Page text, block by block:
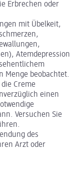
Erbrechen oder
mit Übelkeit,
Atemdepression
Menge beobachtet.
Creme
einen
Versuchen Sie
des
Arzt oder